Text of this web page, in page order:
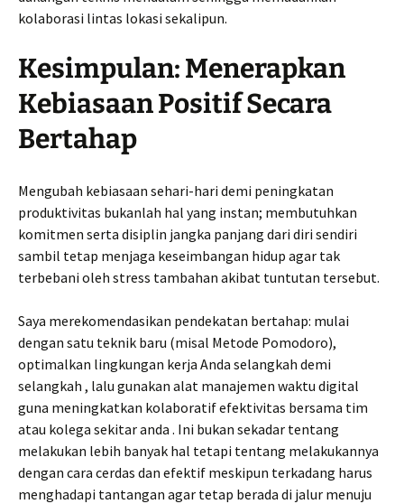
kolaborasi lintas lokasi sekalipun.
Kesimpulan: Menerapkan
Kebiasaan Positif Secara
Bertahap
Mengubah kebiasaan sehari-hari demi peningkatan
produktivitas bukanlah hal yang instan; membutuhkan
komitmen serta disiplin jangka panjang dari diri sendiri
sambil tetap menjaga keseimbangan hidup agar tak
terbebani oleh stress tambahan akibat tuntutan tersebut.
Saya merekomendasikan pendekatan bertahap: mulai
dengan satu teknik baru (misal Metode Pomodoro),
optimalkan lingkungan kerja Anda selangkah demi
selangkah , lalu gunakan alat manajemen waktu digital
guna meningkatkan kolaboratif efektivitas bersama tim
atau kolega sekitar anda . Ini bukan sekadar tentang
melakukan lebih banyak hal tetapi tentang melakukannya
dengan cara cerdas dan efektif meskipun terkadang harus
menghadapi tantangan agar tetap berada di jalur menuju